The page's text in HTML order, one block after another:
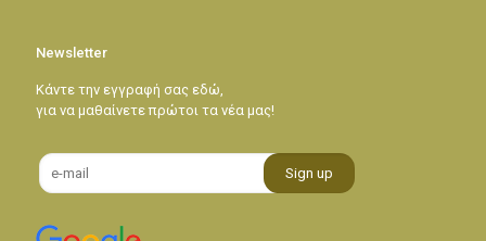
Newsletter
Κάντε την εγγραφή σας εδώ,
για να μαθαίνετε πρώτοι τα νέα μας!